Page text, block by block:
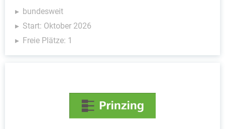
bundesweit
Start: Oktober 2026
Freie Plätze: 1